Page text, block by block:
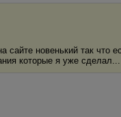
сайте новенький так что
которые я уже